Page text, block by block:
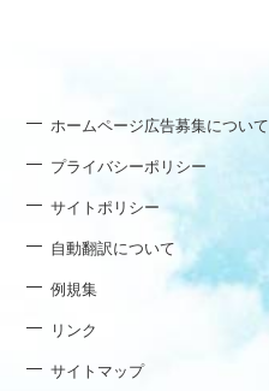
ホームページ広告募集について
プライバシーポリシー
サイトポリシー
自動翻訳について
例規集
リンク
サイトマップ